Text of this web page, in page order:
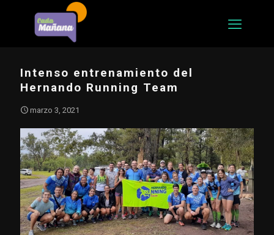
Intenso entrenamiento del
Hernando Running Team
marzo 3, 2021